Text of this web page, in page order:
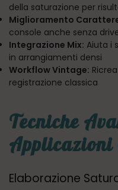
della saturazione per
Miglioramento
console anche senza
Integrazione Mix: Aiuta i
in arrangiamenti densi
Workflow Vintage:
registrazione classica
Tecniche
Applicazioni
Elaborazione